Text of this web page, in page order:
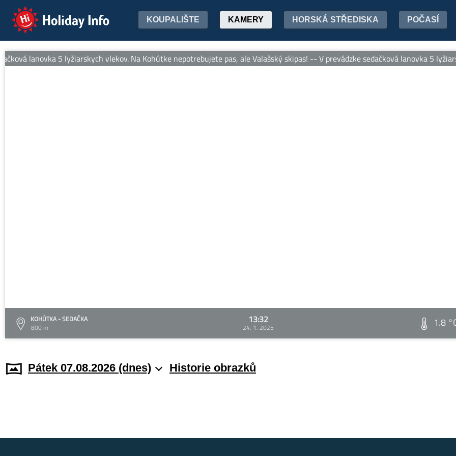
Holiday Info KOUPALIŠTE KAMERY HORSKÁ STŘEDISKA POČASÍ
lanovka 5 lyžiarskych vlekov. Na Kohútke nepotrebujete pas, ale Valašský skipas! -- V prevádzke sedačková lanovka 5
KOHÚTKA - SEDAČKA
800 m
13:32
24. 1. 2025 1.8
Pátek 07.08.2026 (dnes) Historie obrazků